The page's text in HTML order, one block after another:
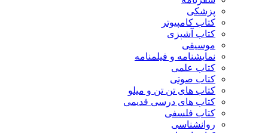
پزشکی
کتاب کامپیوتر
کتاب آشپزی
موسیقی
نمایشنامه و فیلمنامه
کتاب علمی
کتاب صوتی
کتاب های تن تن و میلو
کتاب های درسی قدیمی
کتاب فلسفی
روانشناسی